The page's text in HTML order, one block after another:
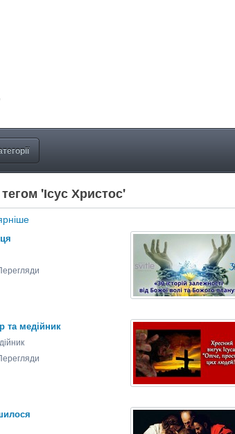
'Ісус Христос'
та медійник